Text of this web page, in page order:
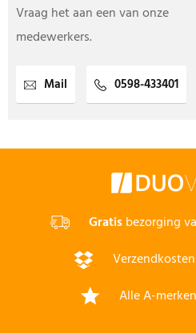
Vraag het aan een van onze
medewerkers.
Mail 0598-433401
Gratisbezorging
Verzendkosten
Alle A-